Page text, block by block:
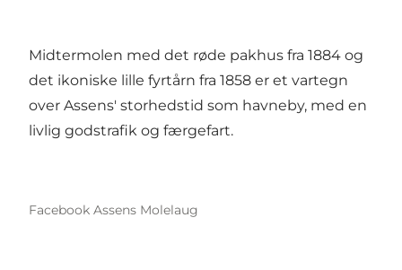
Midtermolen med det røde pakhus fra 1884 og
det ikoniske lille fyrtårn fra 1858 er et vartegn
over Assens' storhedstid som havneby, med en
livlig godstrafik og færgefart.
Facebook Assens Molelaug